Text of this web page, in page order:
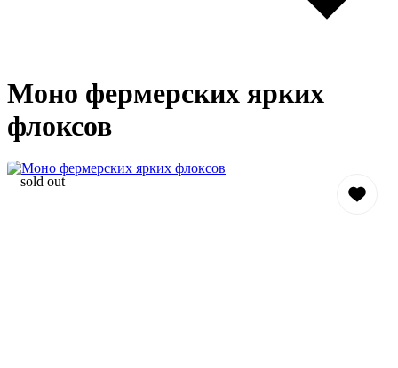
sold out
Моно фермерских ярких
флоксов